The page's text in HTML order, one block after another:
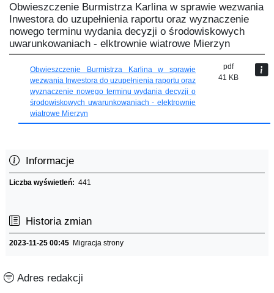
Obwieszczenie Burmistrza Karlina w sprawie wezwania
Inwestora do uzupełnienia raportu oraz wyznaczenie
nowego terminu wydania decyzji o środowiskowych
uwarunkowaniach - elktrownie wiatrowe Mierzyn
Obwieszczenie Burmistrza Karlina w sprawie
wezwania Inwestora do uzupełnienia raportu oraz
wyznaczenie nowego terminu wydania decyzji o
środowiskowych uwarunkowaniach - elektrownie
wiatrowe Mierzyn
pdf
41 KB
Informacje
Liczba wyświetleń: 441
Historia zmian
2023-11-25 00:45 Migracja strony
Adres redakcji